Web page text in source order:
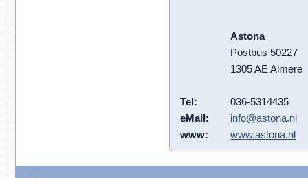
Astona
Postbus 50227
1305 AE Almere
Tel:
036-5314435
eMail:
info@astona.nl
www:
www.astona.nl